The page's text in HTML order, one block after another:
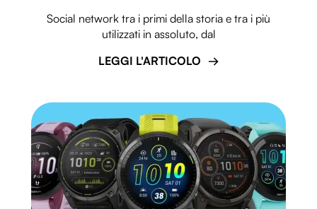
Social network tra i primi della storia e tra i più
utilizzati in assoluto, dal
LEGGI L'ARTICOLO